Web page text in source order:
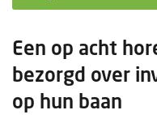
Ondernemen in...
Ondernemen
Een op acht
bezorgd over
op hun baan